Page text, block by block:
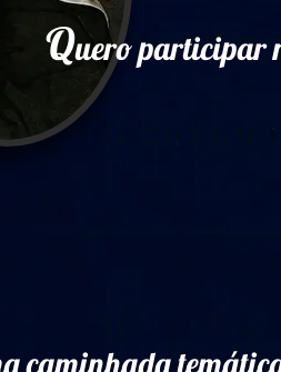
Quero participar
caminhada